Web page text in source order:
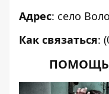
Адрес: село
Как связаться:
ПОМОЩЬ